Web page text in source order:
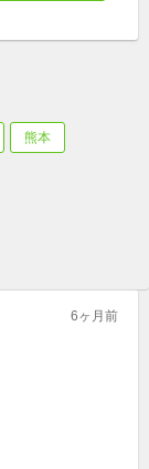
熊本
6ヶ月前